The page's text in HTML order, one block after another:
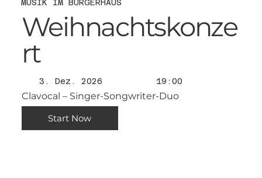
MUSIK IM BÜRGERHAUS
Weihnachtskonze
rt
3. Dez. 2026 19:00
Clavocal – Singer-Songwriter-Duo
Start Now